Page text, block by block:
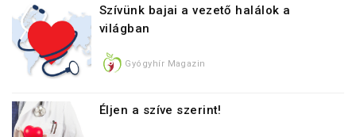
Szívünk bajai a vezető halálok a
világban
Gyógyhír Magazin
Éljen a szíve szerint!